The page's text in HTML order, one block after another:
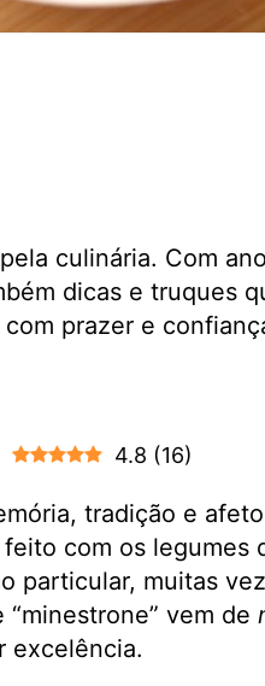
culinária. Com
dicas e truques
prazer e
4.8 (16)
tradição e
com os
particular, muitas
vem de
excelência.